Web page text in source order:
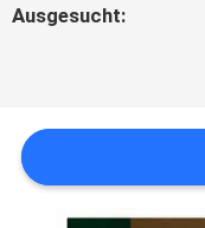
UNS
FORDERN
SIE EIN
Ausgesucht: